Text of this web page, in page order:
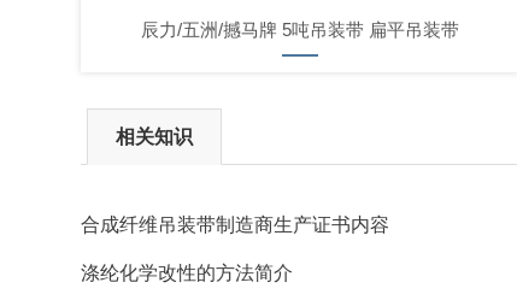
辰力/五洲/撼马牌 5吨吊装带 扁平吊装带
相关知识
合成纤维吊装带制造商生产证书内容
涤纶化学改性的方法简介